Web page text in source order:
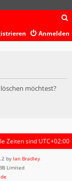
c
Anmelden
möchtest?
Zeiten sind UTC+02:00
by Ian Bradley
Limited